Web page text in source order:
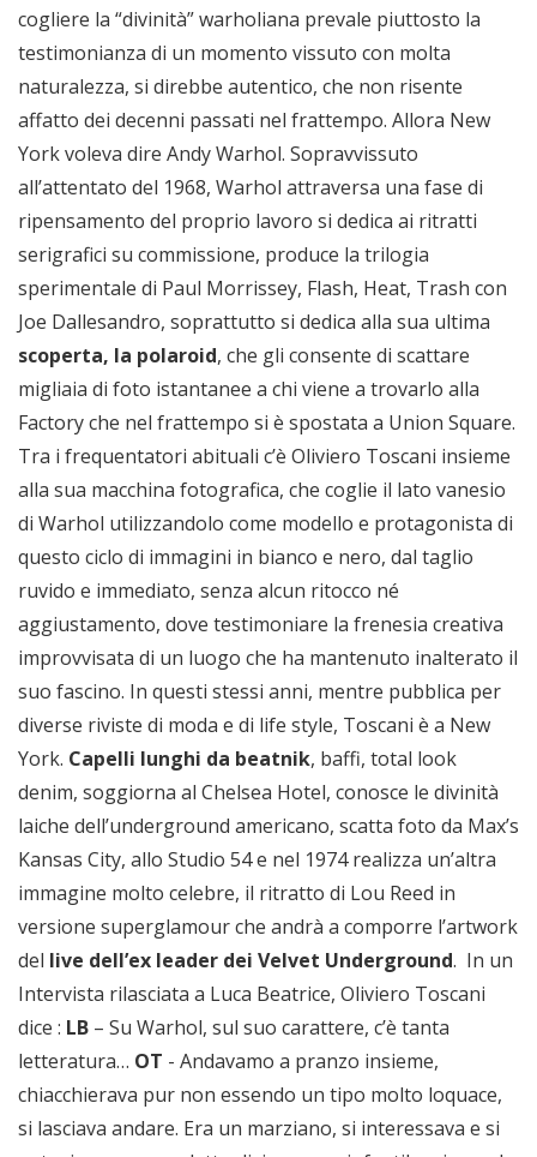
cogliere la “divinità” warholiana prevale piuttosto la
testimonianza di un momento vissuto con molta
naturalezza, si direbbe autentico, che non risente
affatto dei decenni passati nel frattempo. Allora New
York voleva dire Andy Warhol. Sopravvissuto
all’attentato del 1968, Warhol attraversa una fase di
ripensamento del proprio lavoro si dedica ai ritratti
serigrafici su commissione, produce la trilogia
sperimentale di Paul Morrissey, Flash, Heat, Trash con
Joe Dallesandro, soprattutto si dedica alla sua ultima
scoperta, la polaroid, che gli consente di scattare
migliaia di foto istantanee a chi viene a trovarlo alla
Factory che nel frattempo si è spostata a Union Square.
Tra i frequentatori abituali c’è Oliviero Toscani insieme
alla sua macchina fotografica, che coglie il lato vanesio
di Warhol utilizzandolo come modello e protagonista di
questo ciclo di immagini in bianco e nero, dal taglio
ruvido e immediato, senza alcun ritocco né
aggiustamento, dove testimoniare la frenesia creativa
improvvisata di un luogo che ha mantenuto inalterato il
suo fascino. In questi stessi anni, mentre pubblica per
diverse riviste di moda e di life style, Toscani è a New
York. Capelli lunghi da beatnik, baffi, total look
denim, soggiorna al Chelsea Hotel, conosce le divinità
laiche dell’underground americano, scatta foto da Max’s
Kansas City, allo Studio 54 e nel 1974 realizza un’altra
immagine molto celebre, il ritratto di Lou Reed in
versione superglamour che andrà a comporre l’artwork
del live dell’ex leader dei Velvet Underground. In un
Intervista rilasciata a Luca Beatrice, Oliviero Toscani
dice : LB – Su Warhol, sul suo carattere, c’è tanta
letteratura… OT - Andavamo a pranzo insieme,
chiacchierava pur non essendo un tipo molto loquace,
si lasciava andare. Era un marziano, si interessava e si